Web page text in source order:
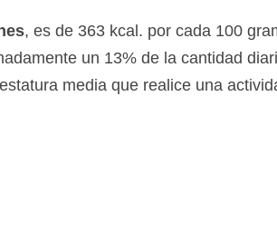
, es de 363 kcal. por cada 100
un 13% de la cantidad
media que realice una